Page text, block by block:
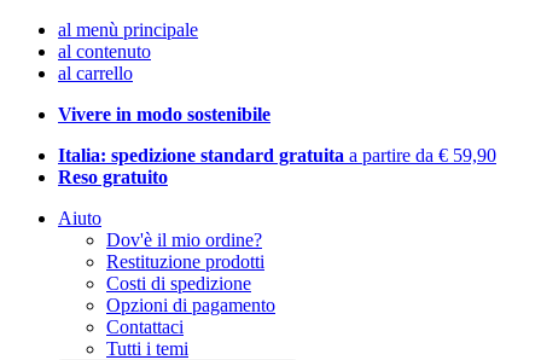
al menù principale
al contenuto
al carrello
Vivere in modo sostenibile
Italia: spedizione standard gratuita a partire da € 59,90
Reso gratuito
Aiuto
Dov'è il mio ordine?
Restituzione prodotti
Costi di spedizione
Opzioni di pagamento
Contattaci
Tutti i temi